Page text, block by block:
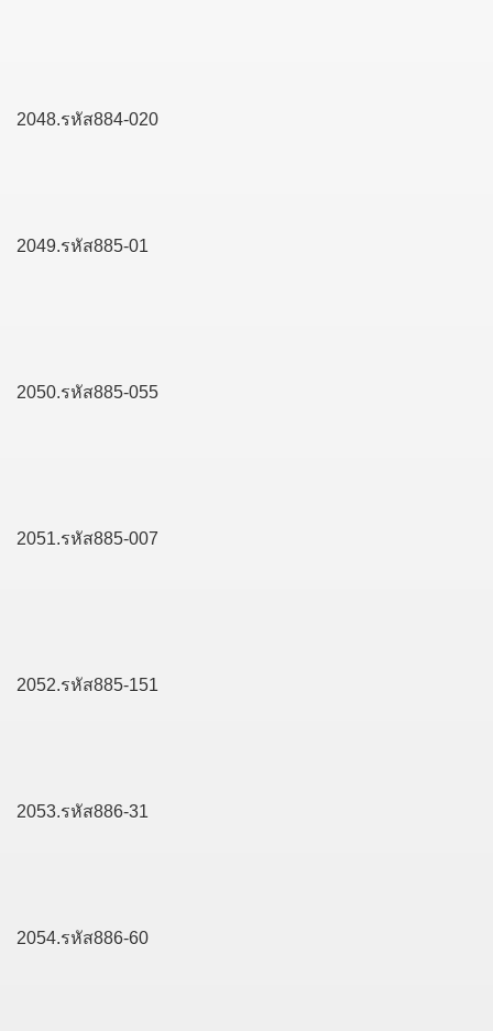
2048.รหัส884-020
2049.รหัส885-01
2050.รหัส885-055
2051.รหัส885-007
2052.รหัส885-151
2053.รหัส886-31
2054.รหัส886-60